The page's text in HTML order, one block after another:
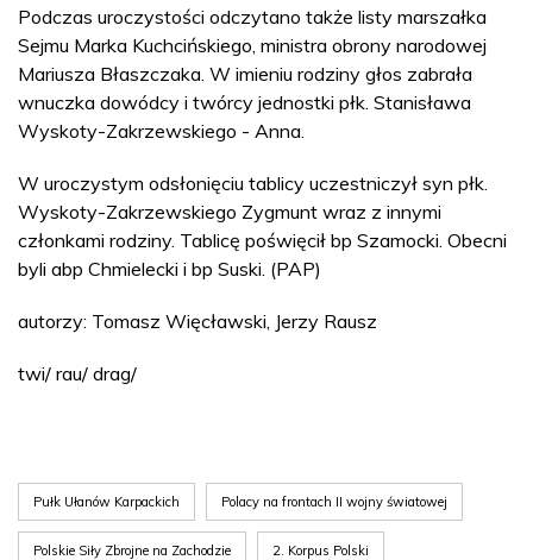
Podczas uroczystości odczytano także listy marszałka
Sejmu Marka Kuchcińskiego, ministra obrony narodowej
Mariusza Błaszczaka. W imieniu rodziny głos zabrała
wnuczka dowódcy i twórcy jednostki płk. Stanisława
Wyskoty-Zakrzewskiego - Anna.
W uroczystym odsłonięciu tablicy uczestniczył syn płk.
Wyskoty-Zakrzewskiego Zygmunt wraz z innymi
członkami rodziny. Tablicę poświęcił bp Szamocki. Obecni
byli abp Chmielecki i bp Suski. (PAP)
autorzy: Tomasz Więcławski, Jerzy Rausz
twi/ rau/ drag/
Pułk Ułanów Karpackich Polacy na frontach II wojny światowej
Polskie Siły Zbrojne na Zachodzie 2. Korpus Polski